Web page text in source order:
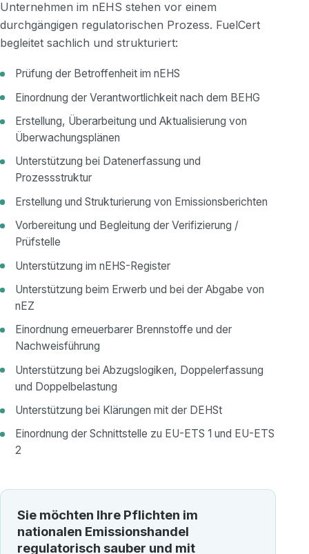
Unternehmen im nEHS stehen vor einem
durchgängigen regulatorischen Prozess. FuelCert
begleitet sachlich und strukturiert:
Prüfung der Betroffenheit im nEHS
Einordnung der Verantwortlichkeit nach dem BEHG
Erstellung, Überarbeitung und Aktualisierung von
Überwachungsplänen
Unterstützung bei Datenerfassung und
Prozessstruktur
Erstellung und Strukturierung von Emissionsberichten
Vorbereitung und Begleitung der Verifizierung /
Prüfstelle
Unterstützung im nEHS-Register
Unterstützung beim Erwerb und bei der Abgabe von
nEZ
Einordnung erneuerbarer Brennstoffe und der
Nachweisführung
Unterstützung bei Abzugslogiken, Doppelerfassung
und Doppelbelastung
Unterstützung bei Klärungen mit der DEHSt
Einordnung der Schnittstelle zu EU-ETS 1 und EU-ETS
2
Sie möchten Ihre Pflichten im
nationalen Emissionshandel
regulatorisch sauber und mit